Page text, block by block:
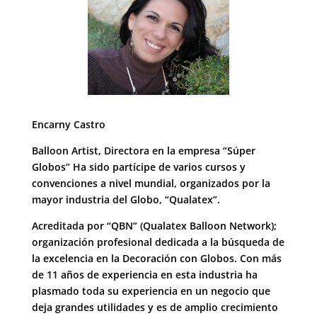
Encarny Castro
Balloon Artist, Directora en la empresa “Súper
Globos” Ha sido partícipe de varios cursos y
convenciones a nivel mundial, organizados por la
mayor industria del Globo, “Qualatex”.
Acreditada por “QBN” (Qualatex Balloon Network);
organización profesional dedicada a la búsqueda de
la excelencia en la Decoración con Globos. Con más
de 11 años de experiencia en esta industria ha
plasmado toda su experiencia en un negocio que
deja grandes utilidades y es de amplio crecimiento